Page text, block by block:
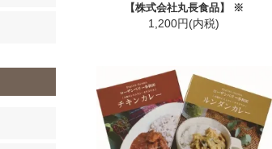
【株式会社丸長食品】 ※
1,200円(内税)